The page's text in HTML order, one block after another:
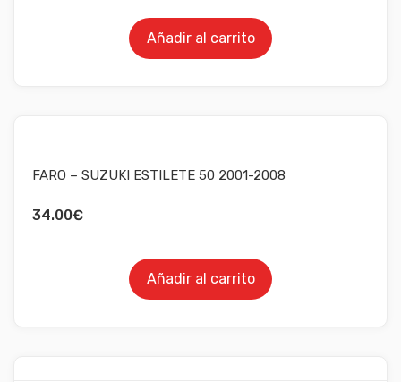
Añadir al carrito
FARO – SUZUKI ESTILETE 50 2001-2008
34.00€
Añadir al carrito